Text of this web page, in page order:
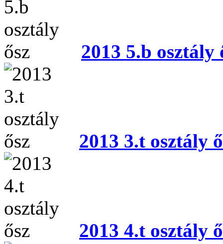
2013 5.b osztály
2013 3.t osztály
2013 4.t osztály